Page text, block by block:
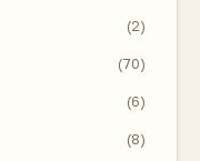
(2)
(70)
(6)
(8)